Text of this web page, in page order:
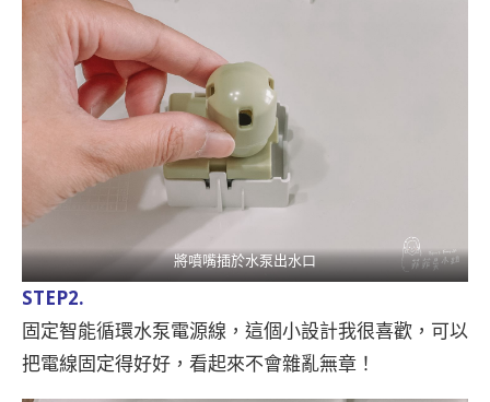
將噴嘴插於水泵出水口
STEP2.
固定智能循環水泵電源線，這個小設計我很喜歡，可以
把電線固定得好好，看起來不會雜亂無章！